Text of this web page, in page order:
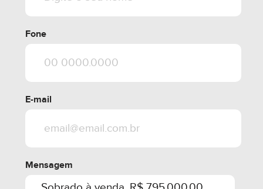
Fone
E-mail
Mensagem